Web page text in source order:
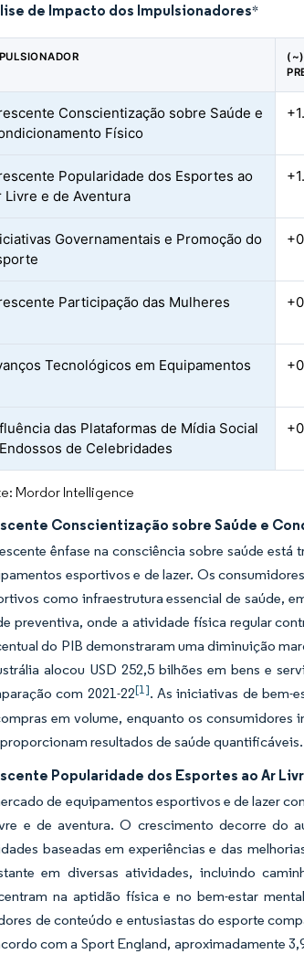
de Impacto dos Impulsionadores*
(~)
Conscientização sobre Saúde e
Físico
Popularidade dos Esportes ao
Livre e de Aventura
Governamentais e Promoção do
Participação das Mulheres
Tecnológicos em Equipamentos
das Plataformas de Mídia Social
de Celebridades
Mordor Intelligence
Conscientização sobre Saúde e
ênfase na consciência sobre saúde
esportivos e de lazer. Os
como infraestrutura essencial de saúde,
preventiva, onde a atividade física regular
do PIB demonstraram uma diminuição
alocou USD 252,5 bilhões em bens e
com 2021-22[1]. As iniciativas de bem-
em volume, enquanto os consumidores
resultados de saúde quantificáveis.
Popularidade dos Esportes ao Ar
de equipamentos esportivos e de lazer
e de aventura. O crescimento decorre do
baseadas em experiências e das
em diversas atividades, incluindo
na aptidão física e no bem-estar
de conteúdo e entusiastas do esporte
com a Sport England, aproximadamente